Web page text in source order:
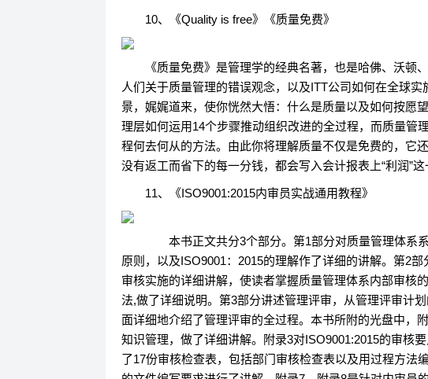
10、《Quality is free》《质量免费》
《质量免费》是管理学的经典名著，也是哈佛、沃
人们关于质量管理的错误观念，以及ITT公司如何在全球
景，娓娓道来，使你恍然大悟：什么是质量以及如何按愿
理层如何运用14个步骤推动组织改进的全过程，而质量管
程何去何从的方法。由此你将理解质量不仅是免费的，它
没有返工而省下的每一分钱，都会写入会计报表上“利润”这
11、《ISO9001:2015内审员实战通用教程》
本书正文共分3个部分。第1部分对质量管理体系
原则，以及ISO9001：2015的理解作了详细的讲解。第2
审核实施的详细讲解，使读者掌握质量管理体系内部审核
法,做了详细说明。第3部分讲述管理评审，从管理评审计
面详细地介绍了管理评审的全过程。本书所附的光盘中，
知识管理，做了详细讲解。附录3对ISO9001:2015的审核
了17份审核检查表，包括部门审核检查表以及用过程方法